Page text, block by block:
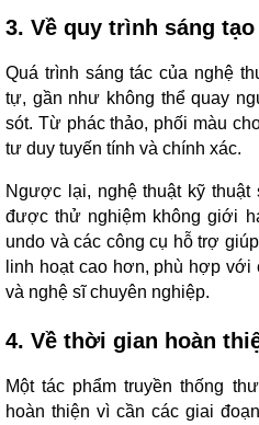
3. Về quy trình sáng tạo
Quá trình sáng tác của nghệ
tự, gần như không thể quay
sót. Từ phác thảo, phối màu
tư duy tuyến tính và chính xác.
Ngược lại, nghệ thuật kỹ
được thử nghiệm không giới
undo và các công cụ hỗ trợ
linh hoạt cao hơn, phù hợp
và nghệ sĩ chuyên nghiệp.
4. Về thời gian hoàn
Một tác phẩm truyền thống
hoàn thiện vì cần các giai